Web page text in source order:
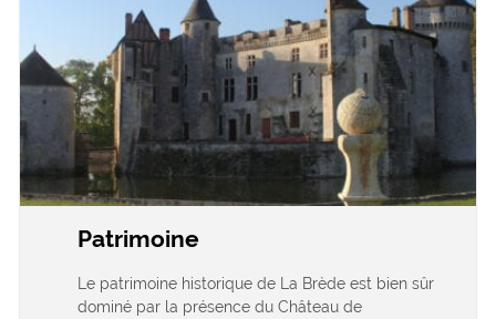
Patrimoine
Le patrimoine historique de La Brède est bien sûr
dominé par la présence du Château de